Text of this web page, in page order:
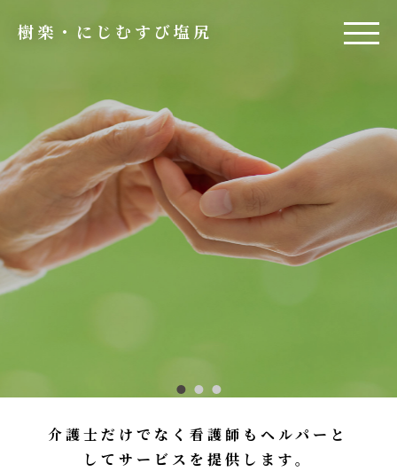
樹楽・にじむすび塩尻
介護士だけでなく看護師もヘルパーと
してサービスを提供します。